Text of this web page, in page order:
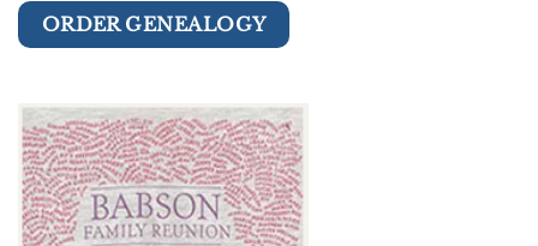
ORDER GENEALOGY